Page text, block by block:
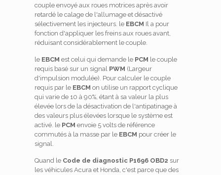
couple envoyé aux roues motrices après avoir
retardé le calage de l'allumage et désactivé
sélectivement les injecteurs. le EBCM Il a pour
fonction d'appliquer les freins aux roues avant,
réduisant considérablement le couple.
le EBCM est celui qui demande le PCM le couple
requis basé sur un signal PWM (Largeur
d'impulsion modulée). Pour calculer le couple
requis par le EBCM on utilise un rapport cyclique
qui varie de 10 à 90%, étant à sa valeur la plus
élevée lors de la désactivation de l'antipatinage à
des valeurs plus élevées lorsque le système est
activé. le PCM envoie 5 volts de référence
commutés à la masse par le EBCM pour créer le
signal.
Quand le Code de diagnostic P1696 OBD2 sur
les véhicules Acura et Honda, c'est parce que des